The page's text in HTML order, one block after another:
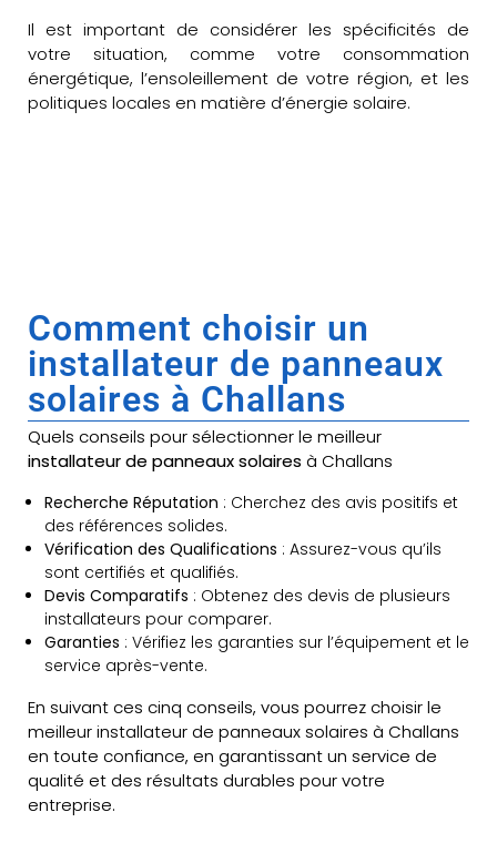
Il est important de considérer les spécificités de
votre situation, comme votre consommation
énergétique, l’ensoleillement de votre région, et les
politiques locales en matière d’énergie solaire.
Comment choisir un
installateur de panneaux
solaires à Challans
Quels conseils pour sélectionner le meilleur
installateur de panneaux solaires à Challans
Recherche Réputation : Cherchez des avis positifs et
des références solides.
Vérification des Qualifications : Assurez-vous qu’ils
sont certifiés et qualifiés.
Devis Comparatifs : Obtenez des devis de plusieurs
installateurs pour comparer.
Garanties : Vérifiez les garanties sur l’équipement et le
service après-vente.
En suivant ces cinq conseils, vous pourrez choisir le
meilleur installateur de panneaux solaires à Challans
en toute confiance, en garantissant un service de
qualité et des résultats durables pour votre
entreprise.